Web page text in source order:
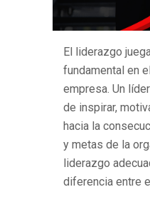
El liderazgo
fundamental en
empresa. Un
de inspirar,
hacia la
y metas de la
liderazgo
diferencia entre